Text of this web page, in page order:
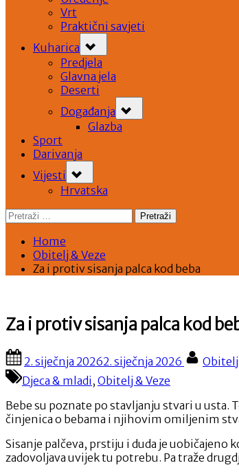
Vrt
Praktični savjeti
Kuharica
sub-
menu
Predjela
Glavna jela
Deserti
Događanja
sub-
menu
Glazba
Sport
Darivanja
Vijesti
sub-
menu
Hrvatska
Pretraži:
Home
Obitelj & Veze
Za i protiv sisanja palca kod beba
Za i protiv sisanja palca kod
Posted
on
2. siječnja 20262. siječnja 2026 By
Djeca & mladi , Obitelj & Veze
Bebe su poznate po stavljanju stvari u usta.
činjenica o bebama i njihovim omiljenim
Sisanje palčeva, prstiju i duda je uobičajeno
zadovoljava uvijek tu potrebu. Pa traže